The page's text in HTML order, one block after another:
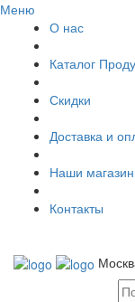
Меню
О нас
Каталог
Скидки
Доставка и
Наши
Контакты